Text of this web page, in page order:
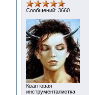
Сообщений: 3660
Квантовая
инструменталистка